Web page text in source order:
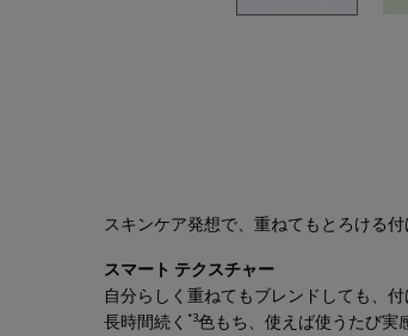
スキンケア発想で、重ねてもとろける付
スマート テクスチャー
自分らしく重ねてもブレンドしても、
長時間続く *3色もち、使えば使うたび実